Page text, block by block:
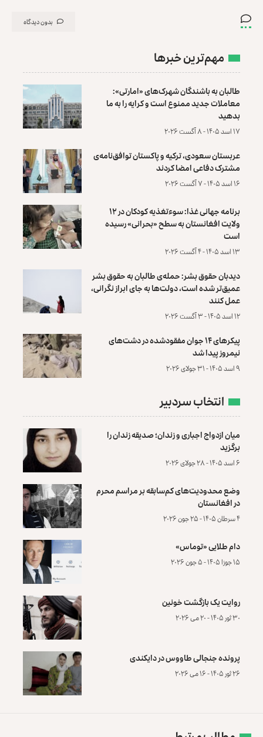
بدون دیدگاه
مهم‌ترین خبرها
طالبان به باشندگان شهرک‌های «امارتی»:
معاملات جدید ممنوع است و کرایه را به ما
بدهید
۱۷ اسد ۱۴۰۵ - ۸ آگست ۲۰۲۶
عربستان سعودی، ترکیه و پاکستان توافق‌نامه‌ی
مشترک دفاعی امضا کردند
۱۶ اسد ۱۴۰۵ - ۷ آگست ۲۰۲۶
برنامه جهانی غذا: سوءتغذیه کودکان در ۱۲
ولایت افغانستان به سطح «بحرانی» رسیده
است
۱۳ اسد ۱۴۰۵ - ۴ آگست ۲۰۲۶
دیدبان حقوق بشر: حمله‌ی طالبان به حقوق بشر
عمیق‌تر شده است، دولت‌ها به جای ابراز نگرانی،
عمل کنند
۱۲ اسد ۱۴۰۵ - ۳ آگست ۲۰۲۶
پیکرهای ۱۴ جوان مفقودشده در دشت‌های
نیمروز پیدا شد
۹ اسد ۱۴۰۵ - ۳۱ جولای ۲۰۲۶
انتخاب سردبیر
میان ازدواج اجباری و زندان؛ صدیقه زندان را
برگزید
۶ اسد ۱۴۰۵ - ۲۸ جولای ۲۰۲۶
وضع محدودیت‌های کم‌سابقه بر مراسم محرم
در افغانستان
۴ سرطان ۱۴۰۵ - ۲۵ جون ۲۰۲۶
دام طلایی «توماس»
۱۵ جوزا ۱۴۰۵ - ۵ جون ۲۰۲۶
روایت یک بازگشت خونین
۳۰ ثور ۱۴۰۵ - ۲۰ می ۲۰۲۶
پرونده‌ جنجالی طاووس در دایکندی
۲۶ ثور ۱۴۰۵ - ۱۶ می ۲۰۲۶